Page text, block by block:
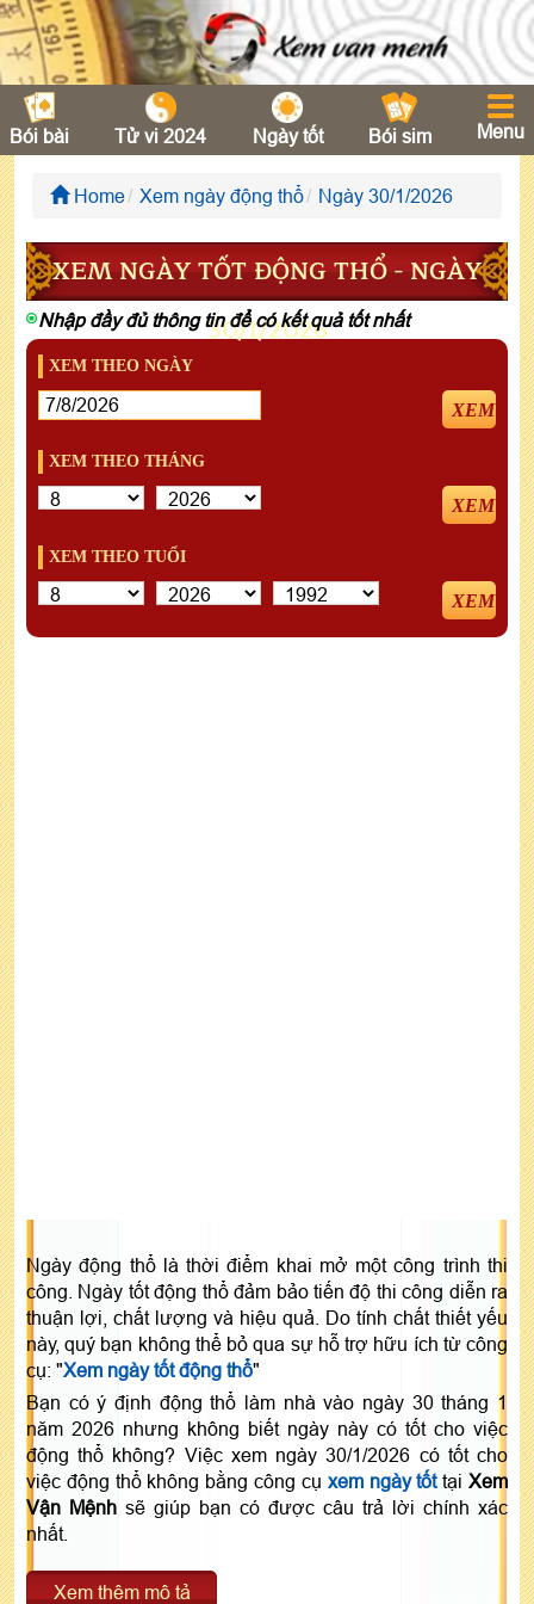
Bói bài Tử vi 2024 Ngày tốt Bói sim Menu
Home Xem ngày động thổ Ngày 30/1/2026
XEM NGÀY TỐT ĐỘNG THỔ - NGÀY
30/1/2026
Nhập đầy đủ thông tin để có kết quả tốt nhất
XEM THEO NGÀY
XEM
XEM THEO THÁNG
XEM
XEM THEO TUỔI
XEM
Ngày động thổ là thời điểm khai mở một công trình thi
công. Ngày tốt động thổ đảm bảo tiến độ thi công diễn ra
thuận lợi, chất lượng và hiệu quả. Do tính chất thiết yếu
này, quý bạn không thể bỏ qua sự hỗ trợ hữu ích từ công
cụ: "Xem ngày tốt động thổ"
Bạn có ý định động thổ làm nhà vào ngày 30 tháng 1
năm 2026 nhưng không biết ngày này có tốt cho việc
động thổ không? Việc xem ngày 30/1/2026 có tốt cho
việc động thổ không bằng công cụ xem ngày tốttạiXem
Vận Mệnh sẽ giúp bạn có được câu trả lời chính xác
nhất.
Xem thêm mô tả